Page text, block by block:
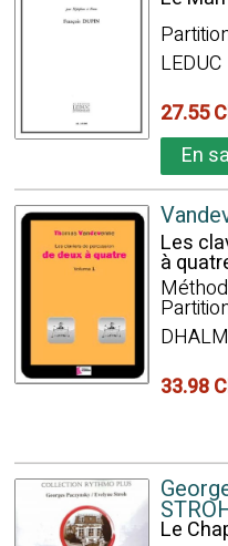
LEDUC
27.55
En
Les
à
33.98
Le